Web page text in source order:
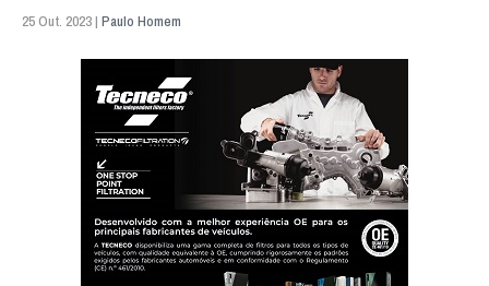
25 Out. 2023 | Paulo Homem